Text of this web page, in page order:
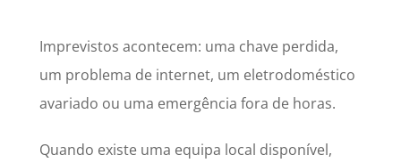
Imprevistos acontecem: uma chave perdida,
um problema de internet, um eletrodoméstico
avariado ou uma emergência fora de horas.
Quando existe uma equipa local disponível,